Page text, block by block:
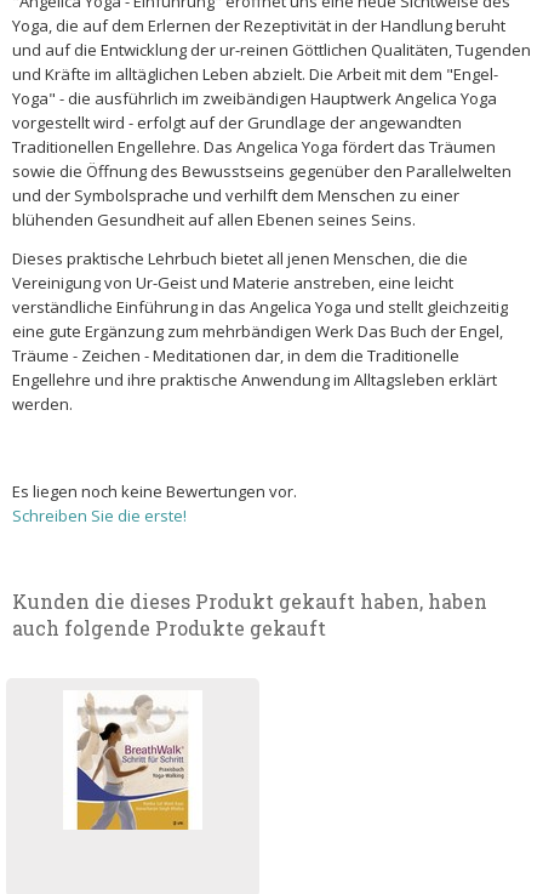
Yoga, die auf dem Erlernen der Rezeptivität in der Handlung beruht
und auf die Entwicklung der ur-reinen Göttlichen Qualitäten, Tugenden
und Kräfte im alltäglichen Leben abzielt. Die Arbeit mit dem "Engel-
Yoga" - die ausführlich im zweibändigen Hauptwerk Angelica Yoga
vorgestellt wird - erfolgt auf der Grundlage der angewandten
Traditionellen Engellehre. Das Angelica Yoga fördert das Träumen
sowie die Öffnung des Bewusstseins gegenüber den Parallelwelten
und der Symbolsprache und verhilft dem Menschen zu einer
blühenden Gesundheit auf allen Ebenen seines Seins.
Dieses praktische Lehrbuch bietet all jenen Menschen, die die
Vereinigung von Ur-Geist und Materie anstreben, eine leicht
verständliche Einführung in das Angelica Yoga und stellt gleichzeitig
eine gute Ergänzung zum mehrbändigen Werk Das Buch der Engel,
Träume - Zeichen - Meditationen dar, in dem die Traditionelle
Engellehre und ihre praktische Anwendung im Alltagsleben erklärt
werden.
Es liegen noch keine Bewertungen vor.
Schreiben Sie die erste!
Kunden die dieses Produkt gekauft haben, haben
auch folgende Produkte gekauft